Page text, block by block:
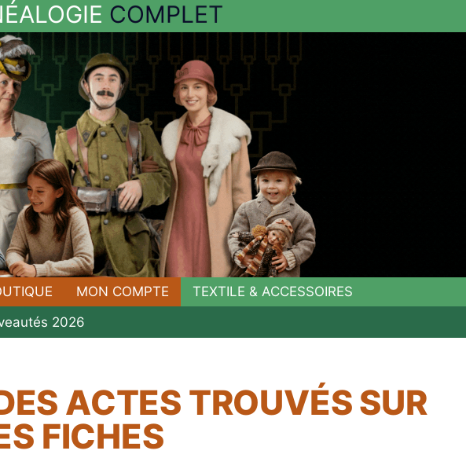
COMPLET
MON COMPTE
TEXTILE & ACCESSOIRES
2026
ACTES TROUVÉS SUR
FICHES